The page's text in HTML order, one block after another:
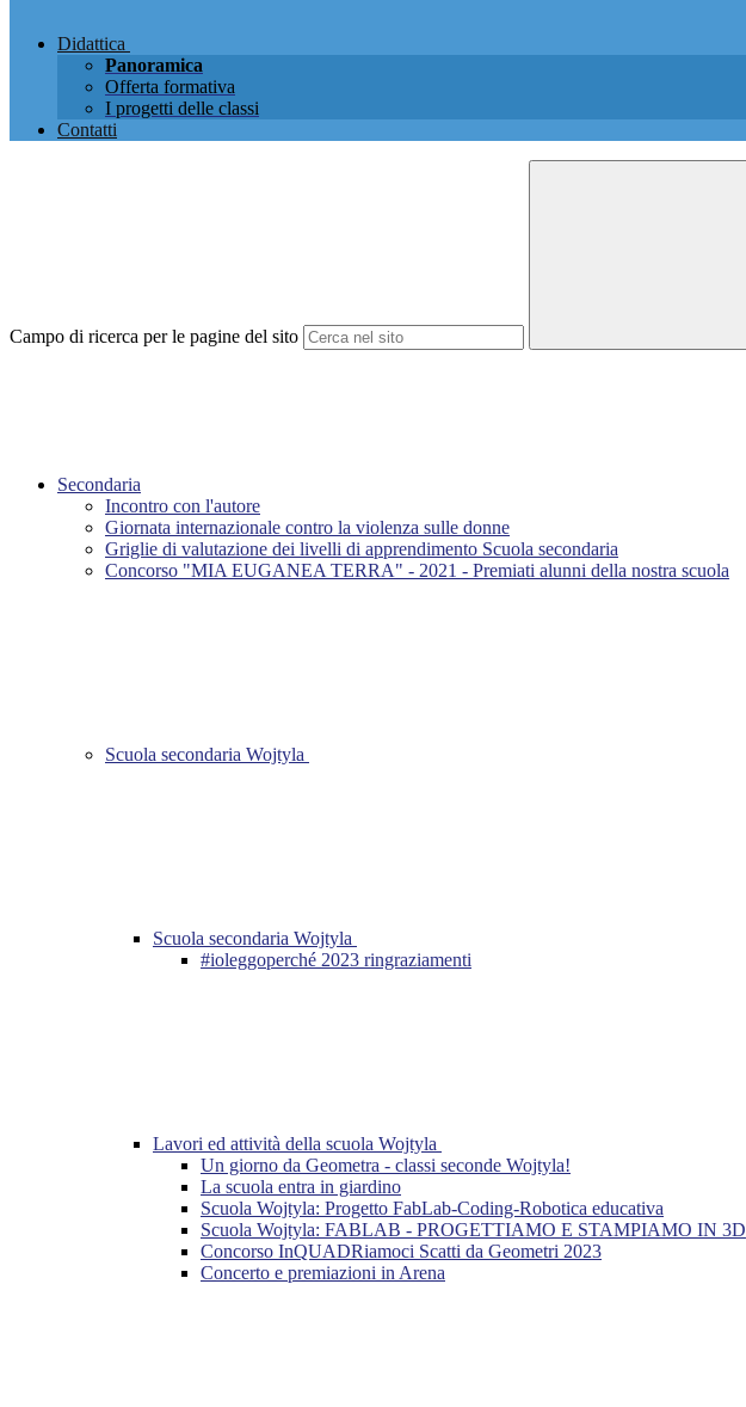
Didattica
Panoramica
Offerta formativa
I progetti delle classi
Contatti
Campo di ricerca per le pagine del sito
Secondaria
Incontro con l'autore
Giornata internazionale contro la violenza sulle donne
Griglie di valutazione dei livelli di apprendimento Scuola secondaria
Concorso "MIA EUGANEA TERRA" - 2021 - Premiati alunni della nostra scuola
Scuola secondaria Wojtyla
Scuola secondaria Wojtyla
#ioleggoperché 2023 ringraziamenti
Lavori ed attività della scuola Wojtyla
Un giorno da Geometra - classi seconde Wojtyla!
La scuola entra in giardino
Scuola Wojtyla: Progetto FabLab-Coding-Robotica educativa
Scuola Wojtyla: FABLAB - PROGETTIAMO E STAMPIAMO IN 3D
Concorso InQUADRiamoci Scatti da Geometri 2023
Concerto e premiazioni in Arena